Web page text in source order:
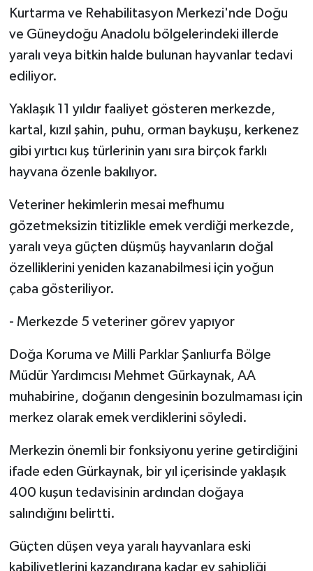
Kurtarma ve Rehabilitasyon Merkezi'nde Doğu
ve Güneydoğu Anadolu bölgelerindeki illerde
yaralı veya bitkin halde bulunan hayvanlar tedavi
ediliyor.
Yaklaşık 11 yıldır faaliyet gösteren merkezde,
kartal, kızıl şahin, puhu, orman baykuşu, kerkenez
gibi yırtıcı kuş türlerinin yanı sıra birçok farklı
hayvana özenle bakılıyor.
Veteriner hekimlerin mesai mefhumu
gözetmeksizin titizlikle emek verdiği merkezde,
yaralı veya güçten düşmüş hayvanların doğal
özelliklerini yeniden kazanabilmesi için yoğun
çaba gösteriliyor.
- Merkezde 5 veteriner görev yapıyor
Doğa Koruma ve Milli Parklar Şanlıurfa Bölge
Müdür Yardımcısı Mehmet Gürkaynak, AA
muhabirine, doğanın dengesinin bozulmaması için
merkez olarak emek verdiklerini söyledi.
Merkezin önemli bir fonksiyonu yerine getirdiğini
ifade eden Gürkaynak, bir yıl içerisinde yaklaşık
400 kuşun tedavisinin ardından doğaya
salındığını belirtti.
Güçten düşen veya yaralı hayvanlara eski
kabiliyetlerini kazandırana kadar ev sahipliği
Bingöl Müftülüğü
Bitlis Müftülüğü
Burdur Müftülüğü
Bursa Müftülüğü
Çankırı Müftülüğü
Çorum Müftülüğü
Düzce Müftülüğü
Elazığ Müftülüğü
Erzincan Müftülüğü
Erzurum Müftülüğü
Eskişehir Müftülüğü
Aile
Sağlık
Ekonomi
Duyurular
Bilim, Teknoloji
Biyografiler
YAŞAM